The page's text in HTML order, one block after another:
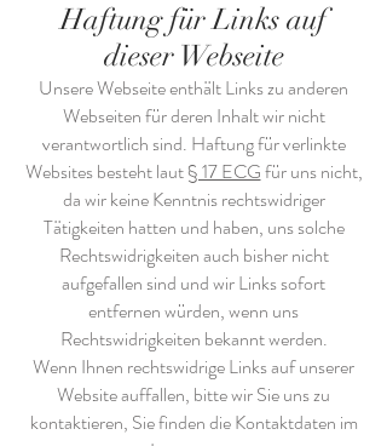
Haftung für Links auf
dieser Webseite
Unsere Webseite enthält Links zu anderen
Webseiten für deren Inhalt wir nicht
verantwortlich sind. Haftung für verlinkte
Websites besteht laut§ 17 ECGfür uns nicht,
da wir keine Kenntnis rechtswidriger
Tätigkeiten hatten und haben, uns solche
Rechtswidrigkeiten auch bisher nicht
aufgefallen sind und wir Links sofort
entfernen würden, wenn uns
Rechtswidrigkeiten bekannt werden.
Wenn Ihnen rechtswidrige Links auf unserer
Website auffallen, bitte wir Sie uns zu
kontaktieren, Sie finden die Kontaktdaten im